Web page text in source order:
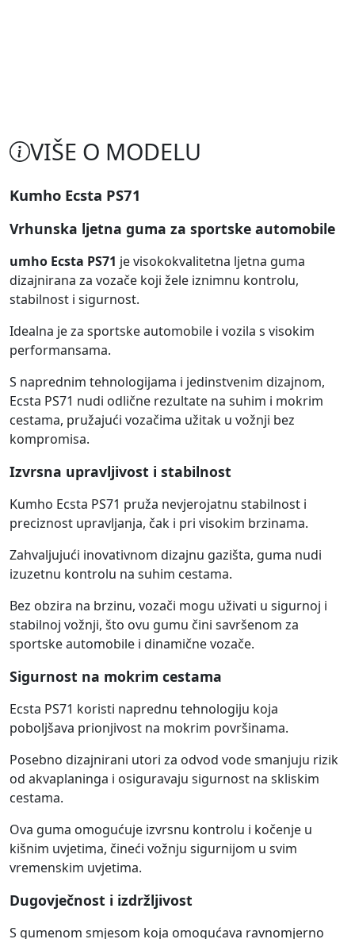
VIŠE O MODELU
Kumho Ecsta PS71
Vrhunska ljetna guma za sportske automobile
umho Ecsta PS71 je visokokvalitetna ljetna guma
dizajnirana za vozače koji žele iznimnu kontrolu,
stabilnost i sigurnost.
Idealna je za sportske automobile i vozila s visokim
performansama.
S naprednim tehnologijama i jedinstvenim dizajnom,
Ecsta PS71 nudi odlične rezultate na suhim i mokrim
cestama, pružajući vozačima užitak u vožnji bez
kompromisa.
Izvrsna upravljivost i stabilnost
Kumho Ecsta PS71 pruža nevjerojatnu stabilnost i
preciznost upravljanja, čak i pri visokim brzinama.
Zahvaljujući inovativnom dizajnu gazišta, guma nudi
izuzetnu kontrolu na suhim cestama.
Bez obzira na brzinu, vozači mogu uživati u sigurnoj i
stabilnoj vožnji, što ovu gumu čini savršenom za
sportske automobile i dinamične vozače.
Sigurnost na mokrim cestama
Ecsta PS71 koristi naprednu tehnologiju koja
poboljšava prionjivost na mokrim površinama.
Posebno dizajnirani utori za odvod vode smanjuju rizik
od akvaplaninga i osiguravaju sigurnost na skliskim
cestama.
Ova guma omogućuje izvrsnu kontrolu i kočenje u
kišnim uvjetima, čineći vožnju sigurnijom u svim
vremenskim uvjetima.
Dugovječnost i izdržljivost
S gumenom smjesom koja omogućava ravnomjerno